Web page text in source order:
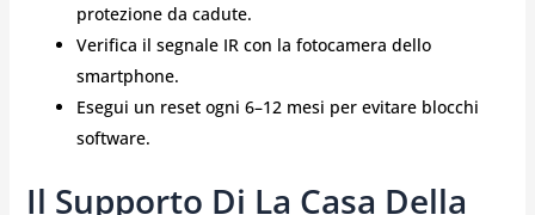
protezione da cadute.
Verifica il segnale IR con la fotocamera dello
smartphone.
Esegui un reset ogni 6–12 mesi per evitare blocchi
software.
Il Supporto Di La Casa Della